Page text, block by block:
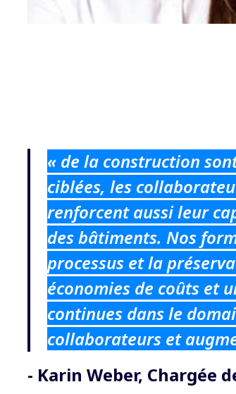
« de la construction
ciblées, les
renforcent aussi leur
des bâtiments. Nos
processus et la
économies de coûts et
continues dans le
collaborateurs et
- Karin Weber, Chargée